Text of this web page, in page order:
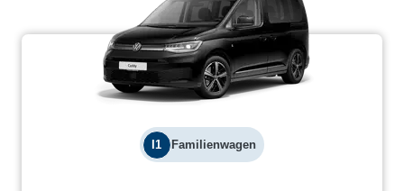
I1 Familienwagen